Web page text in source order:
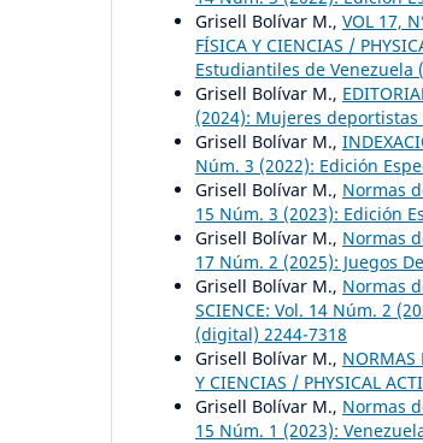
Grisell Bolívar M., VOL 17,
FÍSICA Y CIENCIAS /
Estudiantiles de Venezuela
Grisell Bolívar M.,
(2024): Mujeres
Grisell Bolívar M.,
Núm. 3 (2022): Edición
Grisell Bolívar M., Normas
15 Núm. 3 (2023): Edición
Grisell Bolívar M., Normas
17 Núm. 2 (2025): Juegos
Grisell Bolívar M., Normas
SCIENCE: Vol. 14 Núm. 2
(digital) 2244-7318
Grisell Bolívar M., NORMAS
Y CIENCIAS / PHYSICAL
Grisell Bolívar M., Normas
15 Núm. 1 (2023):